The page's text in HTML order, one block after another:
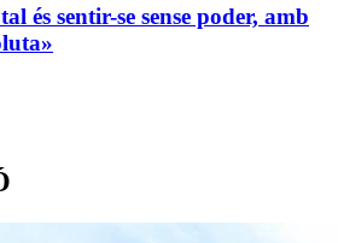
és sentir-se sense poder, amb